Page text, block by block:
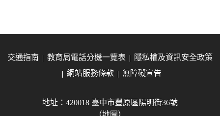
交通指南 教育局電話分機一覽表
隱私權及資訊安全政策
網站服務條款
無障礙宣告
地址：420018 臺中市豐原區陽明街36號